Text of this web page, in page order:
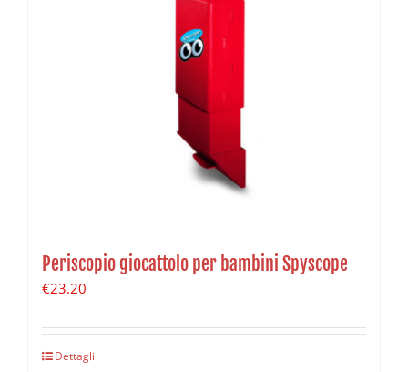
Periscopio giocattolo per bambini Spyscope
€23.20
Dettagli